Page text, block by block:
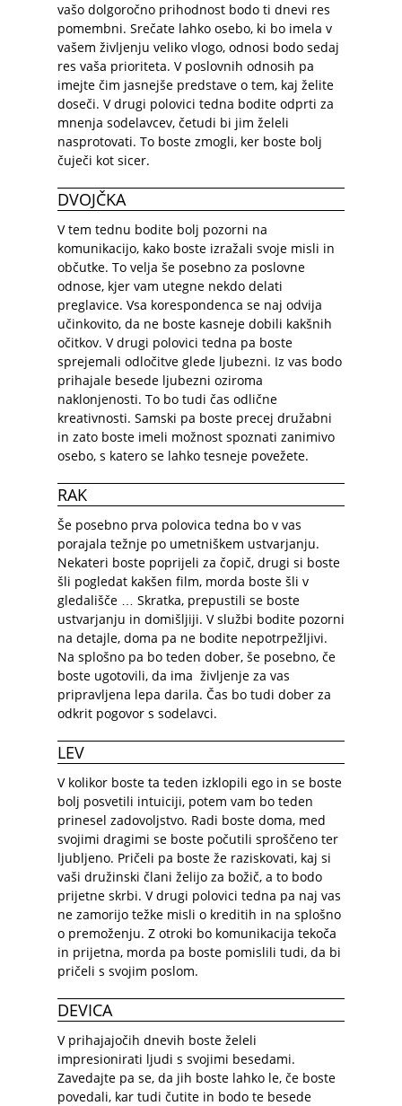
vašo dolgoročno prihodnost bodo ti dnevi res
pomembni. Srečate lahko osebo, ki bo imela v
vašem življenju veliko vlogo, odnosi bodo sedaj
res vaša prioriteta. V poslovnih odnosih pa
imejte čim jasnejše predstave o tem, kaj želite
doseči. V drugi polovici tedna bodite odprti za
mnenja sodelavcev, četudi bi jim želeli
nasprotovati. To boste zmogli, ker boste bolj
čuječi kot sicer.
DVOJČKA
V tem tednu bodite bolj pozorni na
komunikacijo, kako boste izražali svoje misli in
občutke. To velja še posebno za poslovne
odnose, kjer vam utegne nekdo delati
preglavice. Vsa korespondenca se naj odvija
učinkovito, da ne boste kasneje dobili kakšnih
očitkov. V drugi polovici tedna pa boste
sprejemali odločitve glede ljubezni. Iz vas bodo
prihajale besede ljubezni oziroma
naklonjenosti. To bo tudi čas odlične
kreativnosti. Samski pa boste precej družabni
in zato boste imeli možnost spoznati zanimivo
osebo, s katero se lahko tesneje povežete.
RAK
Še posebno prva polovica tedna bo v vas
porajala težnje po umetniškem ustvarjanju.
Nekateri boste poprijeli za čopič, drugi si boste
šli pogledat kakšen film, morda boste šli v
gledališče … Skratka, prepustili se boste
ustvarjanju in domišljiji. V službi bodite pozorni
na detajle, doma pa ne bodite nepotrpežljivi.
Na splošno pa bo teden dober, še posebno, če
boste ugotovili, da ima življenje za vas
pripravljena lepa darila. Čas bo tudi dober za
odkrit pogovor s sodelavci.
LEV
V kolikor boste ta teden izklopili ego in se boste
bolj posvetili intuiciji, potem vam bo teden
prinesel zadovoljstvo. Radi boste doma, med
svojimi dragimi se boste počutili sproščeno ter
ljubljeno. Pričeli pa boste že raziskovati, kaj si
vaši družinski člani želijo za božič, a to bodo
prijetne skrbi. V drugi polovici tedna pa naj vas
ne zamorijo težke misli o kreditih in na splošno
o premoženju. Z otroki bo komunikacija tekoča
in prijetna, morda pa boste pomislili tudi, da bi
pričeli s svojim poslom.
DEVICA
V prihajajočih dnevih boste želeli
impresionirati ljudi s svojimi besedami.
Zavedajte pa se, da jih boste lahko le, če boste
povedali, kar tudi čutite in bodo te besede